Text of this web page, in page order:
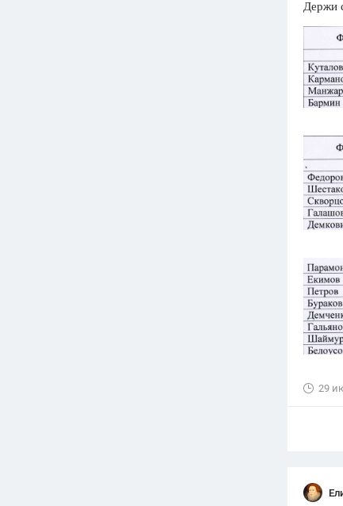
ГИА
ответов
Держи
29